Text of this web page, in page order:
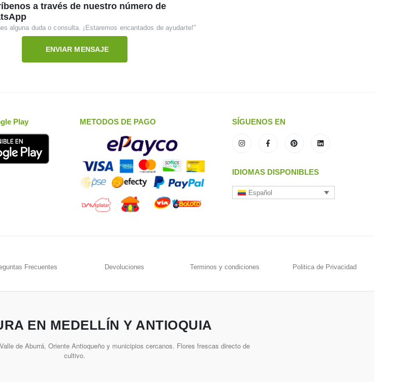
a través de nuestro número de
alguna duda o consulta. ¡Estaremos encantados de ayudarte!"
ENVIAR MENSAJE
Play METODOS DE PAGO SÍGUENOS EN
IDIOMAS DISPONIBLES
Español
Frecuentes Devoluciones Terminos y condiciones Politica de Privacidad
EN MEDELLÍN Y ANTIOQUIA
de Aburrá, Oriente Antioqueño y municipios cercanos. Flores frescas directo de
cultivo.